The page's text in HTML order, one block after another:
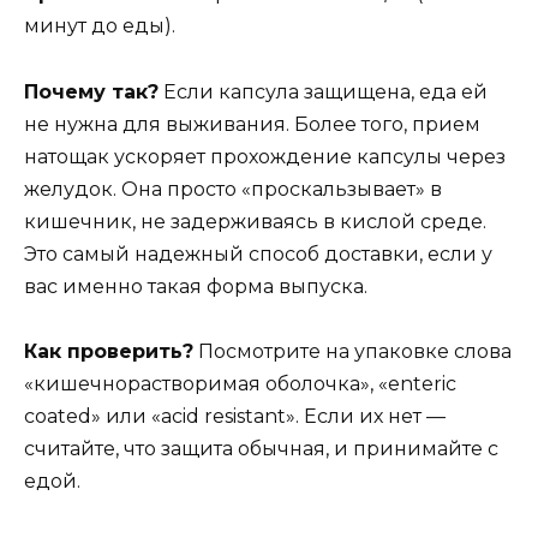
минут до еды).
Почему так? Если капсула защищена, еда ей
не нужна для выживания. Более того, прием
натощак ускоряет прохождение капсулы через
желудок. Она просто «проскальзывает» в
кишечник, не задерживаясь в кислой среде.
Это самый надежный способ доставки, если у
вас именно такая форма выпуска.
Как проверить? Посмотрите на упаковке слова
«кишечнорастворимая оболочка», «enteric
coated» или «acid resistant». Если их нет —
считайте, что защита обычная, и принимайте с
едой.